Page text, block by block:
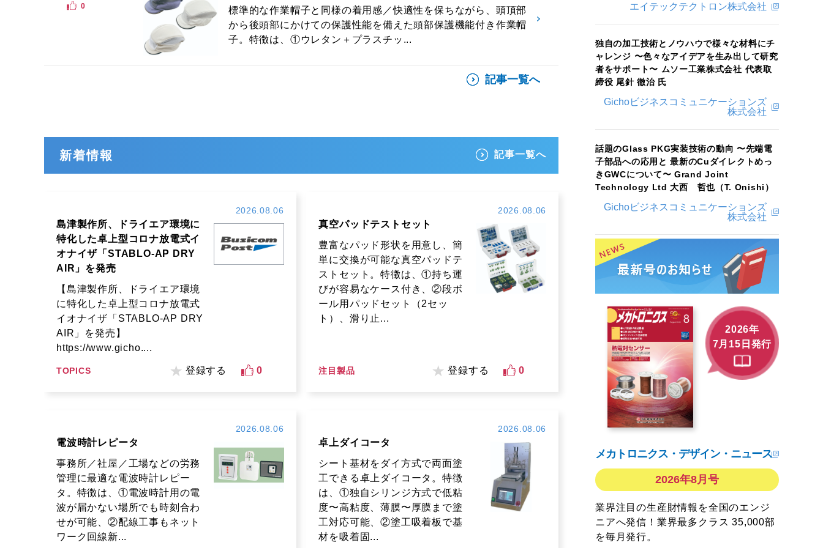
標準的な作業帽子と同様の着用感／快適性を保ちながら、頭頂部
から後頭部にかけての保護性能を備えた頭部保護機能付き作業帽
子。特徴は、①ウレタン＋プラスチッ...
0
記事一覧へ
新着情報 記事一覧へ
2026.08.06
島津製作所、ドライエア環境に
特化した卓上型コロナ放電式イ
オナイザ「STABLO-AP DRY
AIR」を発売
【島津製作所、ドライエア環境
に特化した卓上型コロナ放電式
イオナイザ「STABLO-AP DRY
AIR」を発売】
https://www.gicho....
TOPICS 登録する 0
2026.08.06
真空パッドテストセット
豊富なパッド形状を用意し、簡
単に交換が可能な真空パッドテ
ストセット。特徴は、①持ち運
びが容易なケース付き、②段ボ
ール用パッドセット（2セッ
ト）、滑り止...
注目製品 登録する 0
2026.08.06
電波時計レピータ
事務所／社屋／工場などの労務
管理に最適な電波時計レピー
タ。特徴は、①電波時計用の電
波が届かない場所でも時刻合わ
せが可能、②配線工事もネット
ワーク回線新...
2026.08.06
卓上ダイコータ
シート基材をダイ方式で両面塗
工できる卓上ダイコータ。特徴
は、①独自シリンジ方式で低粘
度〜高粘度、薄膜〜厚膜まで塗
工対応可能、②塗工吸着板で基
材を吸着固...
エイテックテクトロン株式会社
独自の加工技術とノウハウで様々な材料にチ
ャレンジ 〜色々なアイデアを生み出して研究
者をサポート〜 ムソー工業株式会社 代表取
締役 尾針 徹治 氏
Gichoビジネスコミュニケーションズ
株式会社
話題のGlass PKG実装技術の動向 〜先端電
子部品への応用と 最新のCuダイレクトめっ
きGWCについて〜 Grand Joint
Technology Ltd 大西 哲也（T. Onishi）
Gichoビジネスコミュニケーションズ
株式会社
2026年
7月15日発行
メカトロニクス・デザイン・ニュース
2026年8月号
業界注目の生産財情報を全国のエンジ
ニアへ発信！業界最多クラス 35,000部
を毎月発行。